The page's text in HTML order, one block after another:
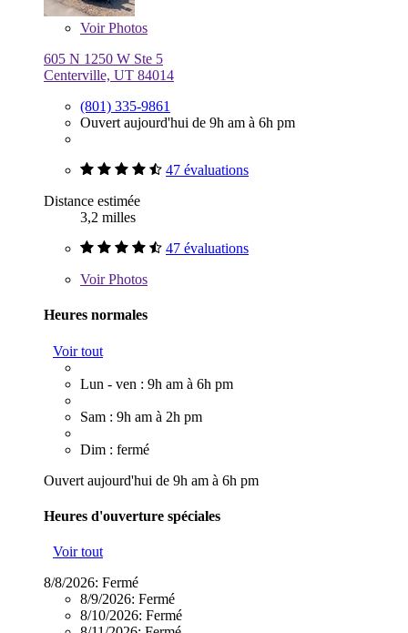
VoirPhotos
605 N 1250 W Ste 5
Centerville, UT 84014
(801) 335-9861
Ouvert aujourd'hui de 9h am à 6h pm
47 évaluations
Distance estimée
3,2 milles
47 évaluations
VoirPhotos
Heures normales
Voir tout
Lun - ven : 9h am à 6h pm
Sam : 9h am à 2h pm
Dim : fermé
Ouvert aujourd'hui de 9h am à 6h pm
Heures d'ouverture spéciales
Voir tout
8/8/2026: Fermé
8/9/2026: Fermé
8/10/2026: Fermé